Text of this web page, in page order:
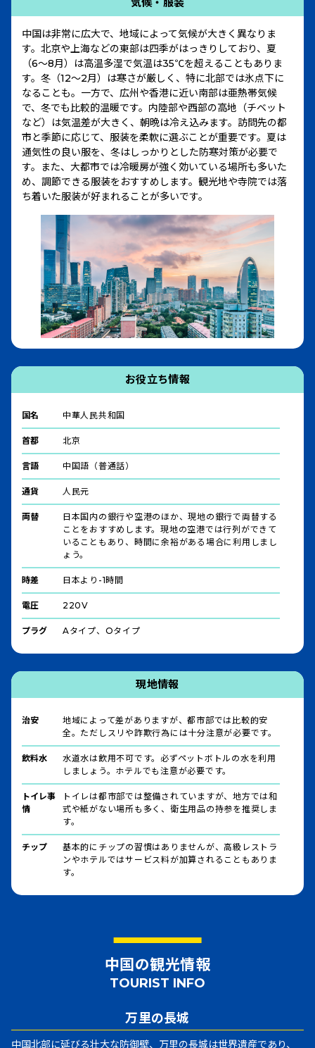
気候・服装
中国は非常に広大で、地域によって気候が大きく異なりま
す。北京や上海などの東部は四季がはっきりしており、夏
（6〜8月）は高温多湿で気温は35℃を超えることもありま
す。冬（12〜2月）は寒さが厳しく、特に北部では氷点下に
なることも。一方で、広州や香港に近い南部は亜熱帯気候
で、冬でも比較的温暖です。内陸部や西部の高地（チベット
など）は気温差が大きく、朝晩は冷え込みます。訪問先の都
市と季節に応じて、服装を柔軟に選ぶことが重要です。夏は
通気性の良い服を、冬はしっかりとした防寒対策が必要で
す。また、大都市では冷暖房が強く効いている場所も多いた
め、調節できる服装をおすすめします。観光地や寺院では落
ち着いた服装が好まれることが多いです。
お役立ち情報
国名 中華人民共和国
首都 北京
言語 中国語（普通話）
通貨 人民元
両替
日本国内の銀行や空港のほか、現地の銀行で両替する
ことをおすすめします。現地の空港では行列ができて
いることもあり、時間に余裕がある場合に利用しまし
ょう。
時差 日本より-1時間
電圧 220V
プラグ Aタイプ、Oタイプ
現地情報
治安
地域によって差がありますが、都市部では比較的安
全。ただしスリや詐欺行為には十分注意が必要です。
飲料水
水道水は飲用不可です。必ずペットボトルの水を利用
しましょう。ホテルでも注意が必要です。
トイレ事
情
トイレは都市部では整備されていますが、地方では和
式や紙がない場所も多く、衛生用品の持参を推奨しま
す。
チップ
基本的にチップの習慣はありませんが、高級レストラ
ンやホテルではサービス料が加算されることもありま
す。
中国の観光情報
TOURIST INFO
万里の長城
中国北部に延びる壮大な防御壁、万里の長城は世界遺産であり、